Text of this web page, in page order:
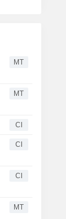
MT
MT
CI
CI
CI
MT